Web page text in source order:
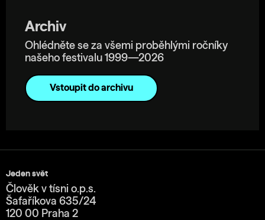
Archiv
Ohlédněte se za všemi proběhlými ročníky
našeho festivalu 1999—2026
Vstoupit do archivu
Jeden svět
Člověk v tísni o.p.s.
Šafaříkova 635/24
120 00 Praha 2